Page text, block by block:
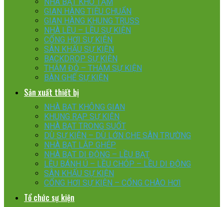
GIAN HÀNG TIÊU CHUẨN
GIAN HÀNG KHUNG TRUSS
NHÀ LỀU – LỀU SỰ KIỆN
CỔNG HƠI SỰ KIỆN
SÂN KHẤU SỰ KIỆN
BACKDROP SỰ KIỆN
THẢM ĐỎ – THẢM SỰ KIỆN
BÀN GHẾ SỰ KIỆN
Sản xuất thiết bị
NHÀ BẠT KHÔNG GIAN
KHUNG RẠP SỰ KIỆN
NHÀ BẠT TRONG SUỐT
DÙ SỰ KIỆN – DÙ LỚN CHE SÂN TRƯỜNG
NHÀ BẠT LẮP GHÉP
NHÀ BẠT DI ĐỘNG – LỀU BẠT
LỀU BÁNH Ú – LỀU CHÓP – LỀU DI ĐỘNG
SÂN KHẤU SỰ KIỆN
CỔNG HƠI SỰ KIỆN – CỔNG CHÀO HƠI
Tổ chức sự kiện